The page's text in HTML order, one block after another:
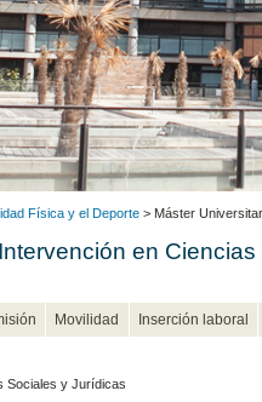
Física y el Deporte > Máster
en Ciencias
Movilidad Inserción laboral
Sociales y Jurídicas